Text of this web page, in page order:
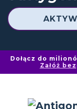
Dołącz do
Załóż